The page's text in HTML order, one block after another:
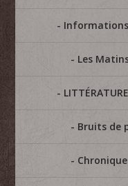
Informations
Les
Bruits de